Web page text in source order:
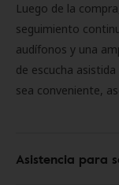
Luego de la
seguimiento
audífonos y una
de escucha
sea conveniente,
Asistencia para